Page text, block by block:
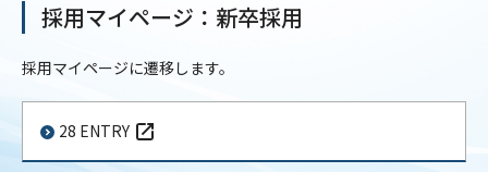
採用マイページ：新卒採用
採用マイページに遷移します。
28 ENTRY